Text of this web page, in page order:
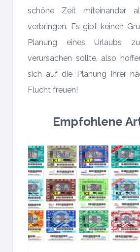
schöne Zeit miteinander
verbringen. Es gibt keinen
Planung eines Urlaubs
verursachen sollte, also
sich auf die Planung Ihrer
Flucht freuen!
Empfohlene